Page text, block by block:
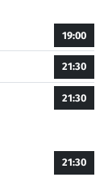
19:00
21:30
21:30
21:30